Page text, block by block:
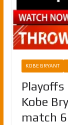
KOBE BRYANT
Kobe
match 6